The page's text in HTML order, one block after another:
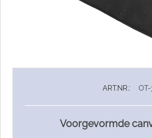
ART.NR.:
Voorgevormde